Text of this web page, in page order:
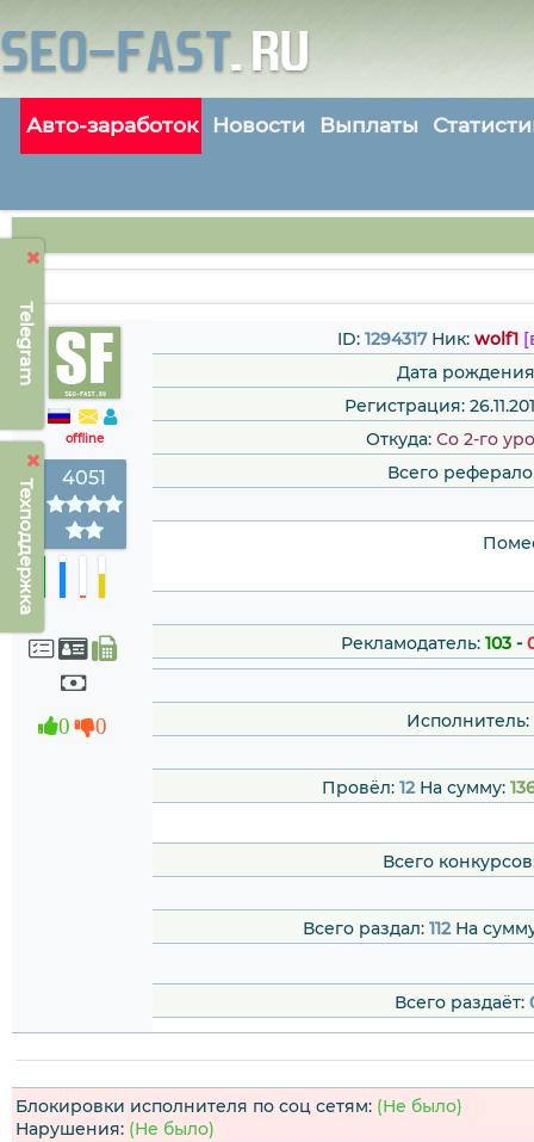
Telegram
Техподдержка
Авто-заработок Новости Выплаты
offline
4051
0 0
ID: 1294317Ник: wolf1
Дата
Регистрация:
Откуда: Со 2-го
Всего
Рекламодатель: 103-
Исполнитель:
Провёл: 12 На сумму:
Всего
Всего раздал: 112 На
Всего раздаёт:
Блокировки исполнителя по соц сетям: (Не было)
Нарушения: (Не было)